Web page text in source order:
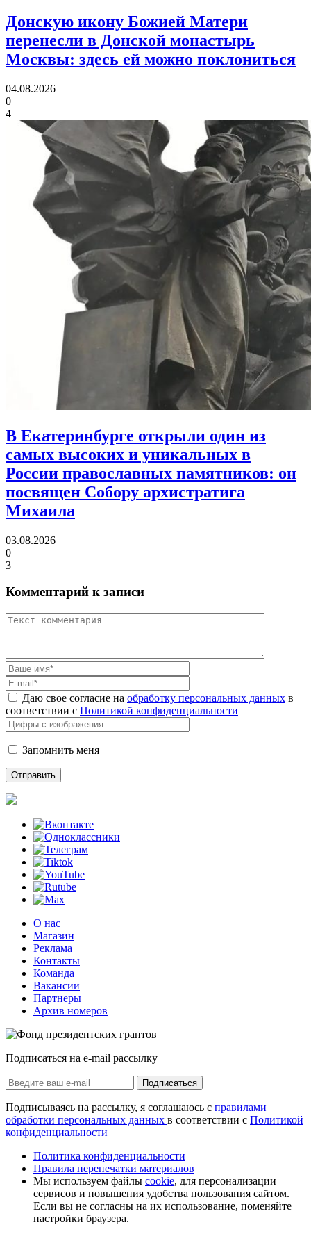
Донскую икону Божией Матери
перенесли в Донской монастырь
Москвы: здесь ей можно поклониться
04.08.2026
0
4
В Екатеринбурге открыли один из
самых высоких и уникальных в
России православных памятников: он
посвящен Собору архистратига
Михаила
03.08.2026
0
3
Комментарий к записи
Даю свое согласие на обработку персональных данных в
соответствии с Политикой конфиденциальности
Запомнить меня
О нас
Магазин
Реклама
Контакты
Команда
Вакансии
Партнеры
Архив номеров
Подписаться на e-mail рассылку
Подписаться
Подписываясь на рассылку, я соглашаюсь с правилами
обработки персональных данных в соответствии с Политикой
конфиденциальности
Политика конфиденциальности
Правила перепечатки материалов
Мы используем файлы cookie, для персонализации
сервисов и повышения удобства пользования сайтом.
Если вы не согласны на их использование, поменяйте
настройки браузера.